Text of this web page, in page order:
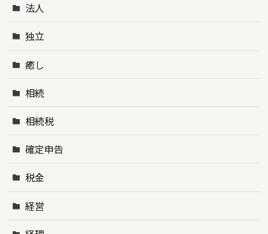
法人
独立
癒し
相続
相続税
確定申告
税金
経営